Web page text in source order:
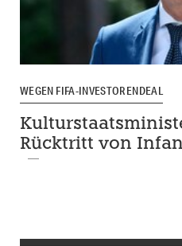
WEGEN FIFA-INVESTORENDEAL
Rücktritt von